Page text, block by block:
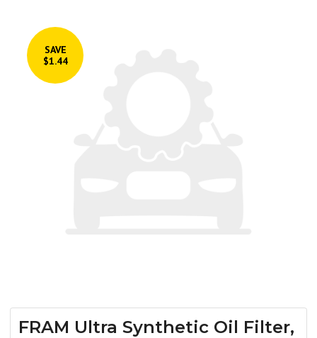
SAVE
$1.44
FRAM Ultra Synthetic Oil Filter,